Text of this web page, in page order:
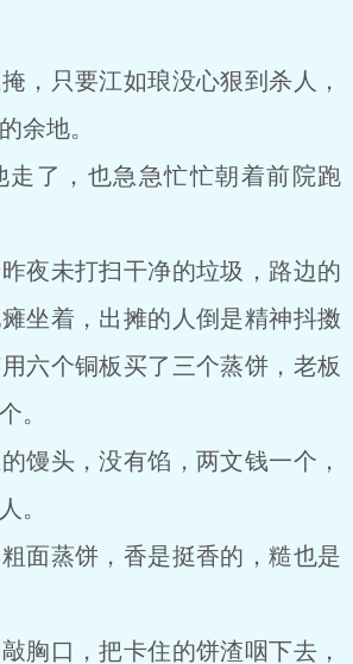
，只要江如琅没心狠到杀人，
余地。
走了，也急急忙忙朝着前院跑
夜未打扫干净的垃圾，路边的
坐着，出摊的人倒是精神抖擞
六个铜板买了三个蒸饼，老板
。
馒头，没有馅，两文钱一个，
。
面蒸饼，香是挺香的，糙也是
胸口，把卡住的饼渣咽下去，